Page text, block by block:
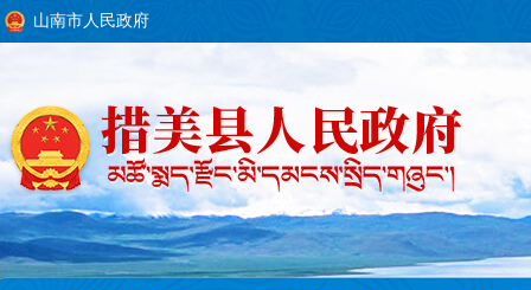
山南市人民政府